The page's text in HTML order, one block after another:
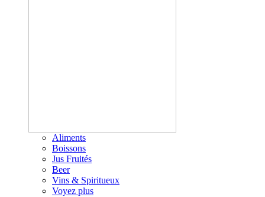
Aliments
Boissons
Jus Fruités
Beer
Vins & Spiritueux
Voyez plus